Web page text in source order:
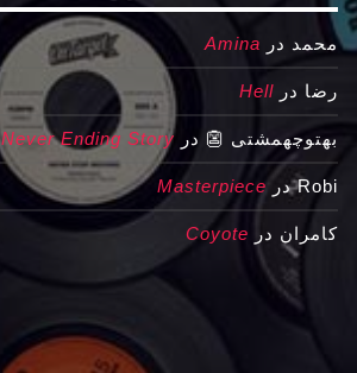
محمد در Amina
رضا در Hell
بهتوچهمشتی 👺 در Never Ending Story
Robiدر Masterpiece
کامران در Coyote